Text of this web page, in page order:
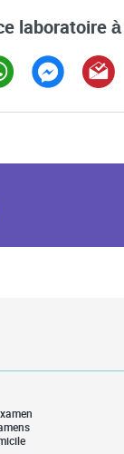
laboratoire